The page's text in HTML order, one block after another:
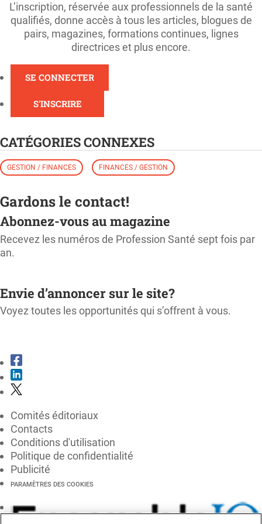
L’inscription, réservée aux professionnels de la santé
qualifiés, donne accès à tous les articles, blogues de
pairs, magazines, formations continues, lignes
directrices et plus encore.
SE CONNECTER
S'INSCRIRE
CATÉGORIES CONNEXES
GESTION / FINANCES FINANCES / GESTION
Gardons le contact!
Abonnez-vous au magazine
Recevez les numéros de Profession Santé sept fois par
an.
Envie d’annoncer sur le site?
Voyez toutes les opportunités qui s’offrent à vous.
Comités éditoriaux
Contacts
Conditions d'utilisation
Politique de confidentialité
Publicité
PARAMÈTRES DES COOKIES